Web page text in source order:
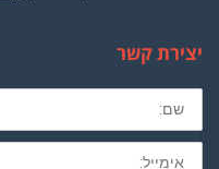
יצירת קשר
שם
מלא
חובה